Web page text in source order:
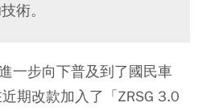
術。
一步向下普及到了國民車
期改款加入了「ZRSG 3.0